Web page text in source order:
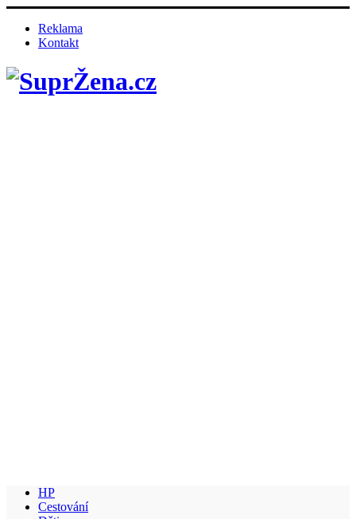
Reklama
Kontakt
HP
Cestování